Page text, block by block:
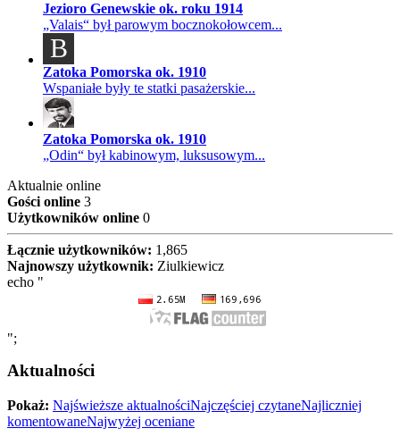
Jezioro Genewskie ok. roku 1914
„Valais“ był parowym bocznokołowcem...
B
Zatoka Pomorska ok. 1910
Wspaniałe były te statki pasażerskie...
Zatoka Pomorska ok. 1910
„Odin“ był kabinowym, luksusowym...
Aktualnie online
Gości online 3
Użytkowników online 0
Łącznie użytkowników: 1,865
Najnowszy użytkownik: Ziulkiewicz
echo "
";
Aktualności
Pokaż: Najświeższe aktualnościNajczęściej czytaneNajliczniej
komentowaneNajwyżej oceniane